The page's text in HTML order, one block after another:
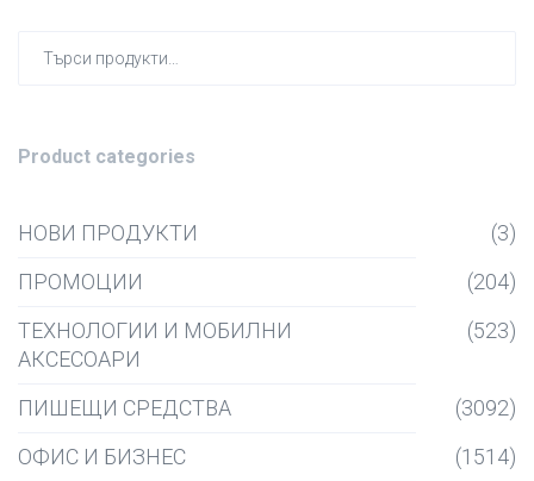
Product categories
НОВИ ПРОДУКТИ
(3)
ПРОМОЦИИ
(204)
ТЕХНОЛОГИИ И МОБИЛНИ
АКСЕСОАРИ
(523)
ПИШЕЩИ СРЕДСТВА
(3092)
ОФИС И БИЗНЕС
(1514)